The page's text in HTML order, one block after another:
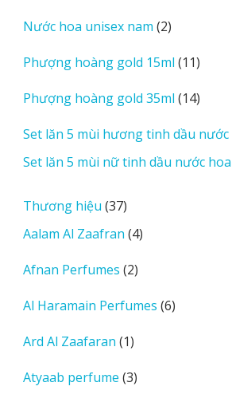
phẩm
Nước hoa unisex nam 22
phẩm
Phượng hoàng gold 15ml 1111
phẩm
Phượng hoàng gold 35ml 1414
phẩm
Set lăn 5 mùi hương tinh dầu
Set lăn 5 mùi nữ tinh dầu nước
Thương hiệu 3737
sản
phẩm
Aalam Al Zaafran 44
Afnan Perfumes 22
phẩm
Al Haramain Perfumes 66
Ard Al Zaafaran 11
phẩm
Atyaab perfume 33